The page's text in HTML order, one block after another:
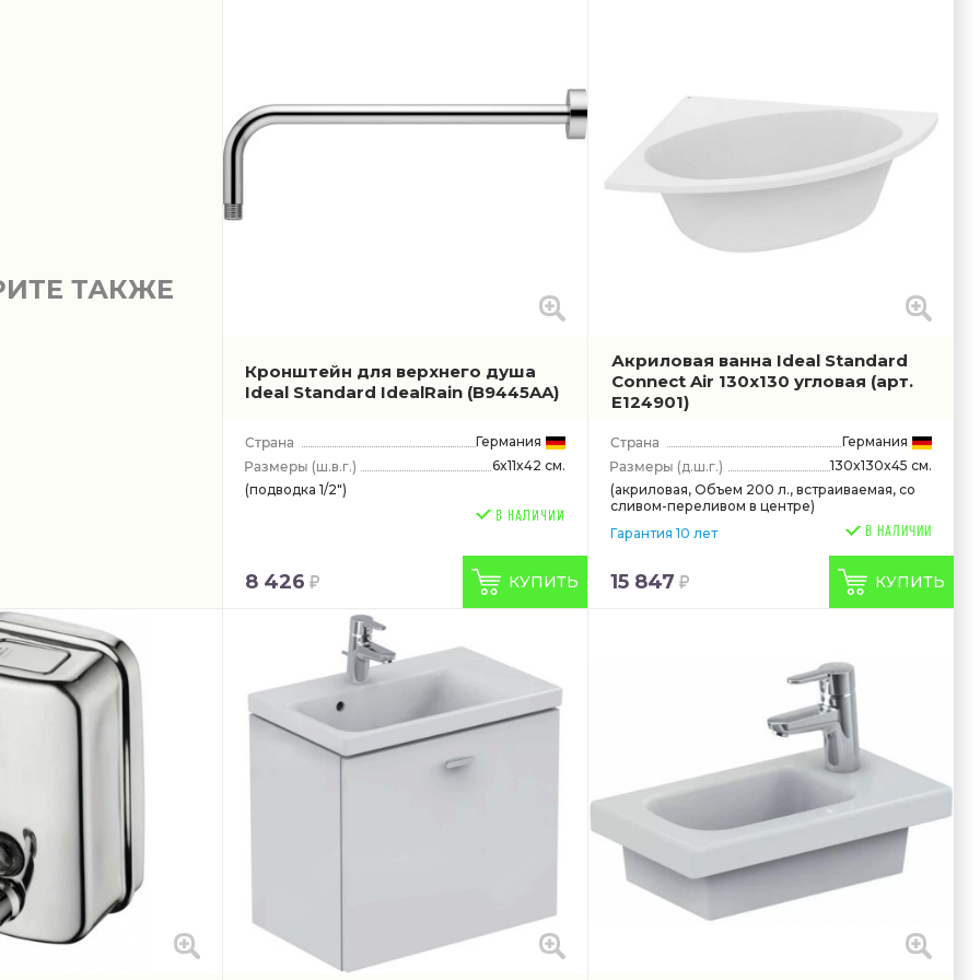
ТАКЖЕ
Кронштейн для верхнего душа
Ideal Standard IdealRain (B9445AA)
Германия
(ш.в.г.)
6x11x42 см.
(подводка 1/2")
8 426 КУПИТЬ
Акриловая ванна Ideal Standard
Connect Air 130x130 угловая (арт.
E124901)
Германия
(д.ш.г.)
130x130x45 см.
(акриловая, Объем 200 л., встраиваемая, со
сливом-переливом в центре)
Гарантия 10 лет
В НАЛИЧИИ
15 847 КУПИТЬ